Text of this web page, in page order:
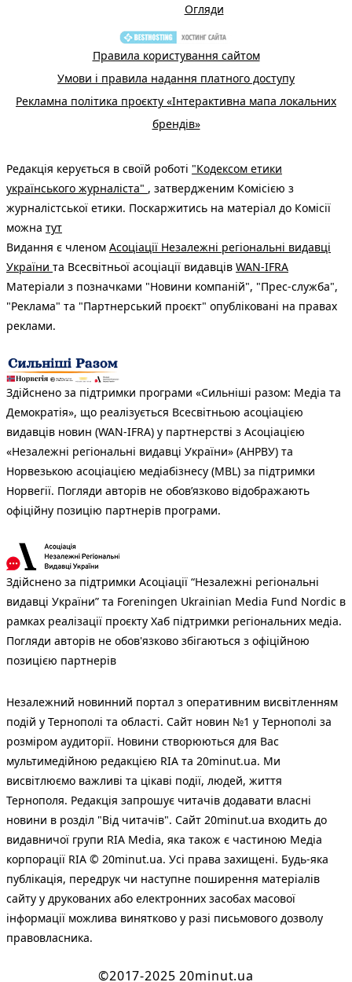
Огляди
Правила користування сайтом
Умови і правила надання платного доступу
Рекламна політика проєкту «Інтерактивна мапа локальних
брендів»
Редакція керується в своїй роботі "Кодексом етики
українського журналіста" , затвердженим Комісією з
журналістської етики. Поскаржитись на матеріал до Комісії
можна тут
Видання є членом Асоціації Незалежні регіональні видавці
України та Всесвітньої асоціації видавців WAN-IFRA
Матеріали з позначками "Новини компаній", "Прес-служба",
"Реклама" та "Партнерський проєкт" опубліковані на правах
реклами.
Здійснено за підтримки програми «Сильніші разом: Медіа та
Демократія», що реалізується Всесвітньою асоціацією
видавців новин (WAN-IFRA) у партнерстві з Асоціацією
«Незалежні регіональні видавці України» (АНРВУ) та
Норвезькою асоціацією медіабізнесу (MBL) за підтримки
Норвегії. Погляди авторів не обов’язково відображають
офіційну позицію партнерів програми.
Здійснено за підтримки Асоціації “Незалежні регіональні
видавці України” та Foreningen Ukrainian Media Fund Nordic в
рамках реалізації проєкту Хаб підтримки регіональних медіа.
Погляди авторів не обов'язково збігаються з офіційною
позицією партнерів
Незалежний новинний портал з оперативним висвітленням
подій у Тернополі та області. Сайт новин №1 у Тернополі за
розміром аудиторії. Новини створюються для Вас
мультимедійною редакцією RIA та 20minut.ua. Ми
висвітлюємо важливі та цікаві події, людей, життя
Тернополя. Редакція запрошує читачів додавати власні
новини в розділ "Від читачів". Сайт 20minut.ua входить до
видавничої групи RIA Media, яка також є частиною Медіа
корпорації RIA © 20minut.ua. Усі права захищені. Будь-яка
публiкацiя, передрук чи наступне поширення матеріалів
сайту у друкованих або електронних засобах масової
інформації можлива винятково у разі письмового дозволу
правовласника.
©2017-2025 20minut.ua